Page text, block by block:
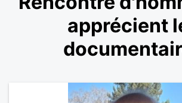
apprécient